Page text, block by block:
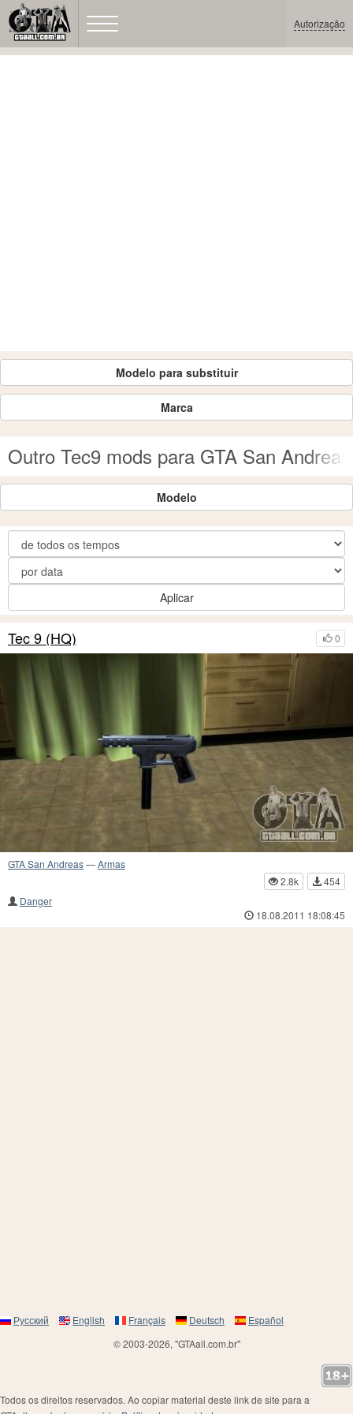
Autorização
Modelo para substituir
Marca
Outro Tec9 mods para GTA San Andreas
Modelo
Aplicar
0
Tec 9 (HQ)
GTA San Andreas—Armas
2.8k
454
Danger
18.08.2011 18:08:45
Русский English Français Deutsch
Español
© 2003-2026, "GTAall.com.br"
Todos os direitos reservados. Ao copiar material deste link de site para a